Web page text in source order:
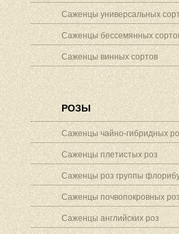
Саженцы универсальных
Саженцы бессемянных
Саженцы винных сортов
РОЗЫ
Саженцы чайно-гибридных
Саженцы плетистых роз
Саженцы роз группы
Саженцы почвопокровных роз
Саженцы английских роз